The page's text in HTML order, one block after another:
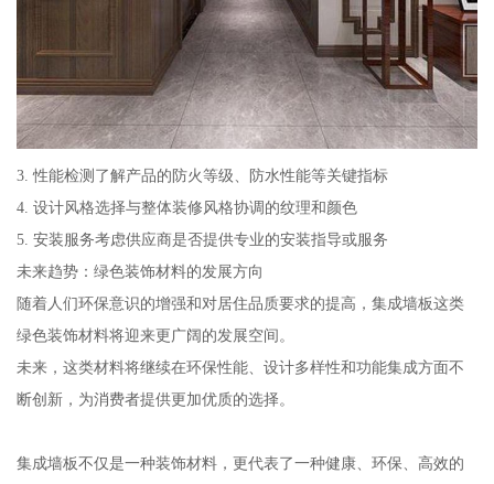
3. 性能检测了解产品的防火等级、防水性能等关键指标
4. 设计风格选择与整体装修风格协调的纹理和颜色
5. 安装服务考虑供应商是否提供专业的安装指导或服务
未来趋势：绿色装饰材料的发展方向
随着人们环保意识的增强和对居住品质要求的提高，集成墙板这类
绿色装饰材料将迎来更广阔的发展空间。
未来，这类材料将继续在环保性能、设计多样性和功能集成方面不
断创新，为消费者提供更加优质的选择。
集成墙板不仅是一种装饰材料，更代表了一种健康、环保、高效的